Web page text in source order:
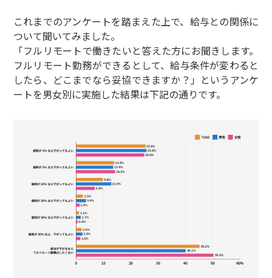
これまでのアンケートを踏まえた上で、給与との関係に
ついて聞いてみました。
「フルリモートで働きたいと答えた方にお聞きします。
フルリモート勤務ができるとして、給与条件が変わると
したら、どこまでなら妥協できますか？」というアンケ
ートを男女別に実施した結果は下記の通りです。